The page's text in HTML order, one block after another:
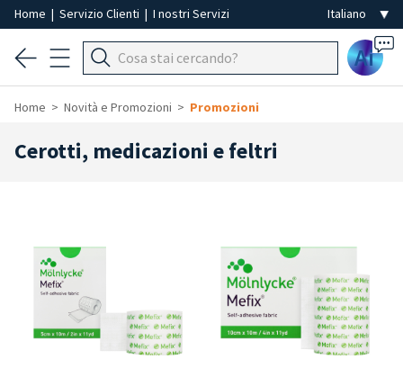
Home | Servizio Clienti | I nostri Servizi
Ai
Home Novità e Promozioni Promozioni
Cerotti, medicazioni e feltri